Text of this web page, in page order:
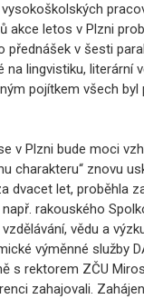
akce letos v Plzni
přednášek v šesti
na lingvistiku, literární
pojítkem všech
v Plzni bude moci
charakteru“ znovu
dvacet let, proběhla
rakouského
vědu a
výměnné služby
s rektorem ZČU
zahajovali.